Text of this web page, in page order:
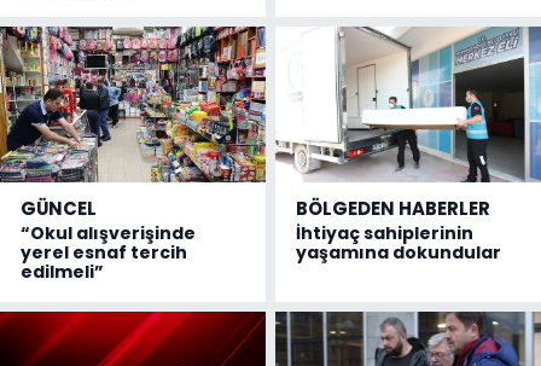
GÜNCEL
“Okul alışverişinde
yerel esnaf tercih
edilmeli”
BÖLGEDEN HABERLER
İhtiyaç sahiplerinin
yaşamına dokundular